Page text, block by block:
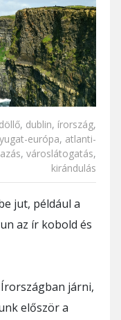
, dublin, írország,
európa, atlanti-
, városlátogatás,
kirándulás
jut, például a
az ír kobold és
járni,
először a